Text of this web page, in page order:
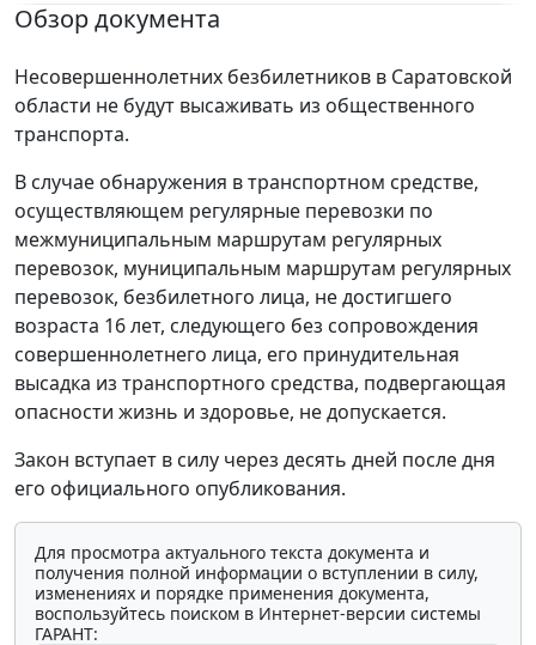
Обзор документа
Несовершеннолетних безбилетников в Саратовской
области не будут высаживать из общественного
транспорта.
В случае обнаружения в транспортном средстве,
осуществляющем регулярные перевозки по
межмуниципальным маршрутам регулярных
перевозок, муниципальным маршрутам регулярных
перевозок, безбилетного лица, не достигшего
возраста 16 лет, следующего без сопровождения
совершеннолетнего лица, его принудительная
высадка из транспортного средства, подвергающая
опасности жизнь и здоровье, не допускается.
Закон вступает в силу через десять дней после дня
его официального опубликования.
Для просмотра актуального текста документа и
получения полной информации о вступлении в силу,
изменениях и порядке применения документа,
воспользуйтесь поиском в Интернет-версии системы
ГАРАНТ: